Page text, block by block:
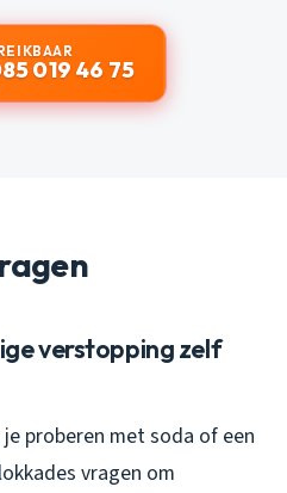
019 46 75
verstopping zelf
proberen met soda of een
vragen om